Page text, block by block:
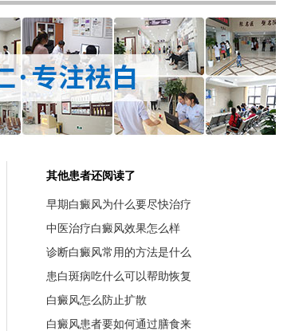
其他患者还阅读了
早期白癜风为什么要尽快治疗
中医治疗白癜风效果怎么样
诊断白癜风常用的方法是什么
患白斑病吃什么可以帮助恢复
白癜风怎么防止扩散
白癜风患者要如何通过膳食来